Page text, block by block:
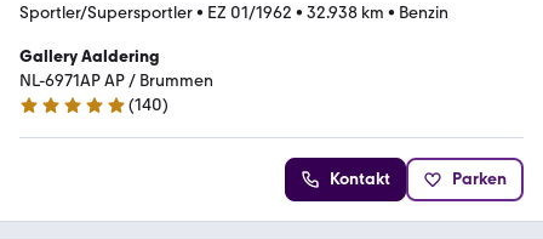
Sportler/Supersportler• EZ 01/1962 • 32.938 km • Benzin
Gallery Aaldering
NL-6971AP AP / Brummen
4.8 Sterne
(140)
Kontakt Parken